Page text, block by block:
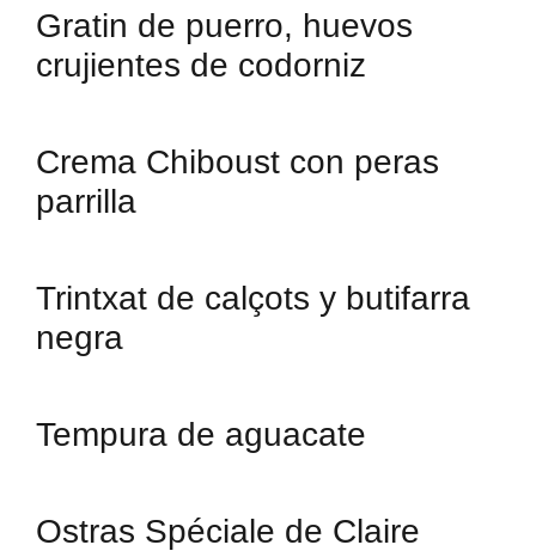
Gratin de puerro, huevos
crujientes de codorniz
Crema Chiboust con peras
parrilla
Trintxat de calçots y butifarra
negra
Tempura de aguacate
Ostras Spéciale de Claire